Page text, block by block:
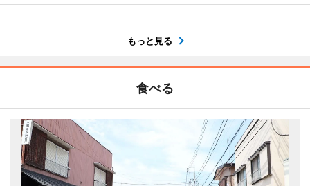
もっと見る
食べる